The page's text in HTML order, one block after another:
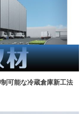
可能な冷蔵倉庫新工法